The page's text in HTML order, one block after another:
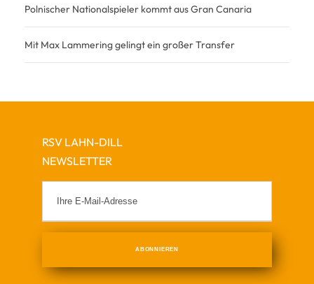
Polnischer Nationalspieler kommt aus Gran Canaria
Mit Max Lammering gelingt ein großer Transfer
RSV LAHN-DILL
NEWSLETTER